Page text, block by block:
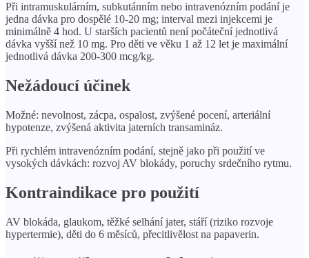
Při intramuskulárním, subkutánním nebo intravenózním podání je
jedna dávka pro dospělé 10-20 mg; interval mezi injekcemi je
minimálně 4 hod. U starších pacientů není počáteční jednotlivá
dávka vyšší než 10 mg. Pro děti ve věku 1 až 12 let je maximální
jednotlivá dávka 200-300 mcg/kg.
Nežádoucí účinek
Možné: nevolnost, zácpa, ospalost, zvýšené pocení, arteriální
hypotenze, zvýšená aktivita jaterních transamináz.
Při rychlém intravenózním podání, stejně jako při použití ve
vysokých dávkách: rozvoj AV blokády, poruchy srdečního rytmu.
Kontraindikace pro použití
AV blokáda, glaukom, těžké selhání jater, stáří (riziko rozvoje
hypertermie), děti do 6 měsíců, přecitlivělost na papaverin.